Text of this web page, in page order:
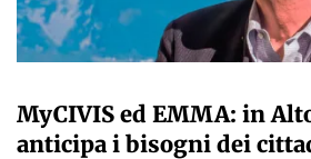
MyCIVIS ed EMMA: in
anticipa i bisogni dei